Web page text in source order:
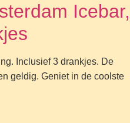
Icebar,
Inclusief 3 drankjes. De
geldig. Geniet in de coolste